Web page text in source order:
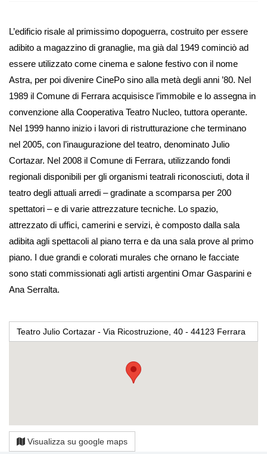
L’edificio risale al primissimo dopoguerra, costruito per essere
adibito a magazzino di granaglie, ma già dal 1949 cominciò ad
essere utilizzato come cinema e salone festivo con il nome
Astra, per poi divenire CinePo sino alla metà degli anni ’80. Nel
1989 il Comune di Ferrara acquisisce l’immobile e lo assegna in
convenzione alla Cooperativa Teatro Nucleo, tuttora operante.
Nel 1999 hanno inizio i lavori di ristrutturazione che terminano
nel 2005, con l’inaugurazione del teatro, denominato Julio
Cortazar. Nel 2008 il Comune di Ferrara, utilizzando fondi
regionali disponibili per gli organismi teatrali riconosciuti, dota il
teatro degli attuali arredi – gradinate a scomparsa per 200
spettatori – e di varie attrezzature tecniche. Lo spazio,
attrezzato di uffici, camerini e servizi, è composto dalla sala
adibita agli spettacoli al piano terra e da una sala prove al primo
piano. I due grandi e colorati murales che ornano le facciate
sono stati commissionati agli artisti argentini Omar Gasparini e
Ana Serralta.
Teatro Julio Cortazar - Via Ricostruzione, 40 - 44123 Ferrara
Visualizza su google maps